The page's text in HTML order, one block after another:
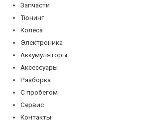
Запчасти
Тюнинг
Колеса
Электроника
Аккумуляторы
Аксессуары
Разборка
С пробегом
Сервис
Контакты